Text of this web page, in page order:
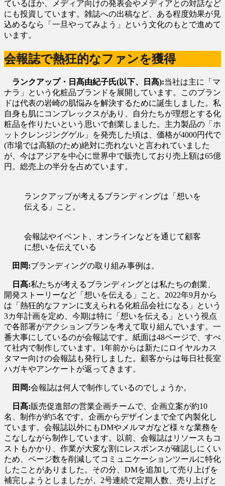
ているほか、メディア向けの発表会やメディアとの対話など
にも投資しています。雑誌への出稿など、ある程度効果が見
込めるなら「一旦やってみよう」という文化のもとで進めて
います。
会報誌で熱狂的なファンを獲得
ランクアップ・日髙由紀子氏(以下、日髙):当社は主に「マ
ナラ」という化粧品ブランドを展開しています。このブラン
ドは代表の岩崎の肌悩みを解決するために誕生しました。私
自身も肌にコンプレックスがあり、自分たちが理想とする化
粧品を作りたいという思いで創業しました。主力製品の「ホ
ットクレンジングゲル」を発売した頃は、価格が4000円代で
(市場では高額のため)絶対に売れないと言われていました
が、今はアジアを中心に世界中で販売しており売上額は65億
円。総売上の半分を占めています。
ランクアップが考えるブランディングは「想いを
伝える」こと。
会報誌やイベント、オンラインなどを通じて顧客
に想いを伝えている
田岡:ブランディングの取り組み事例は。
日髙:私たちが考えるブランディングとは私たちの創業、
開発ストーリーなど「想いを伝える」こと。2022年9月から
は「熱狂的なファンに支えられる化粧品会社になる」という
3カ年計画を定め、今期は特に「想いを伝える」という視点
で各部署がアクションプランを考えて取り組んでいます。一
番大事にしているのが会報誌です。紙面は48ページで、すべ
て社内で制作しています。1年前からは新たにロイヤルカス
タマー向けの会報誌も発行しました。顧客からは毎日社長室
ハガキやアンケートが返ってきます。
田岡:会報誌は何人で制作しているのでしょうか。
日髙:販売促進部の営業企画チームで、企画立案が約10
名、制作が約5名です。企画からデザインまで全て内製化し
ています。会報誌以外にもDMやメルマガなど様々な業務を
こなしながら制作しています。以前、会報誌はリソースもコ
ストもかかり、作業が大変な割にレスポンスが確認しにくい
ため、ページ数を削減してコミュニケーションツールに特化
したことがありました。その分、DMを追加して売り上げを
補完しようとしましたが、2号連続で定期人数、売り上げと